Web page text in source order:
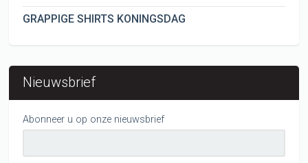
GRAPPIGE SHIRTS KONINGSDAG
Nieuwsbrief
Abonneer u op onze nieuwsbrief